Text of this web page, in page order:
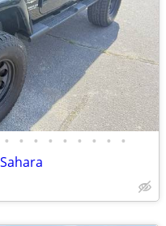
• • • • • • • • •